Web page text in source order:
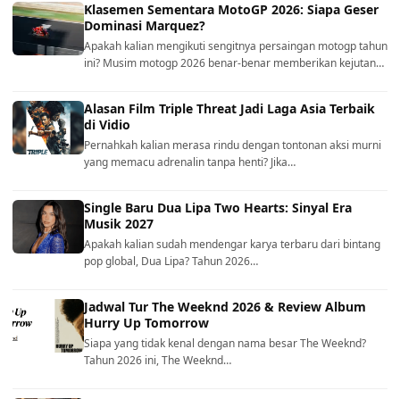
Klasemen Sementara MotoGP 2026: Siapa Geser
Dominasi Marquez?
Apakah kalian mengikuti sengitnya persaingan motogp tahun
ini? Musim motogp 2026 benar-benar memberikan kejutan…
Alasan Film Triple Threat Jadi Laga Asia Terbaik
di Vidio
Pernahkah kalian merasa rindu dengan tontonan aksi murni
yang memacu adrenalin tanpa henti? Jika…
Single Baru Dua Lipa Two Hearts: Sinyal Era
Musik 2027
Apakah kalian sudah mendengar karya terbaru dari bintang
pop global, Dua Lipa? Tahun 2026…
Jadwal Tur The Weeknd 2026 & Review Album
Hurry Up Tomorrow
Siapa yang tidak kenal dengan nama besar The Weeknd?
Tahun 2026 ini, The Weeknd…